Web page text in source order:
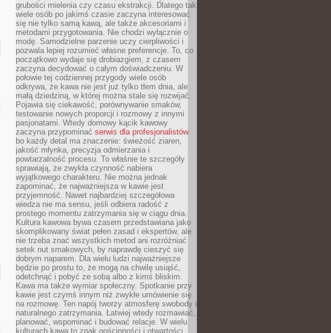
grubości mielenia czy czasu ekstrakcji. Dlatego tak
wiele osób po jakimś czasie zaczyna interesować
się nie tylko samą kawą, ale także akcesoriami i
metodami przygotowania. Nie chodzi wyłącznie o
modę. Samodzielne parzenie uczy cierpliwości i
pozwala lepiej rozumieć własne preferencje. To, co
początkowo wydaje się drobiazgiem, z czasem
zaczyna decydować o całym doświadczeniu. W
połowie tej codziennej przygody wiele osób
odkrywa, że kawa nie jest już tylko tłem dnia, ale
małą dziedziną, w której można stale się rozwijać.
Pojawia się ciekawość, porównywanie smaków,
testowanie nowych proporcji i rozmowy z innymi
pasjonatami. Wtedy domowy kącik kawowy
zaczyna przypominać serwis dla profesjonalistów
bo każdy detal ma znaczenie: świeżość ziaren,
jakość młynka, precyzja odmierzania i
powtarzalność procesu. To właśnie te szczegóły
sprawiają, że zwykła czynność nabiera
wyjątkowego charakteru. Nie można jednak
zapominać, że najważniejsza w kawie jest
przyjemność. Nawet najbardziej szczegółowa
wiedza nie ma sensu, jeśli odbiera radość z
prostego momentu zatrzymania się w ciągu dnia.
Kultura kawowa bywa czasem przedstawiana jako
skomplikowany świat pełen zasad i ekspertów, ale
nie trzeba znać wszystkich metod ani rozróżniać
setek nut smakowych, by naprawdę cieszyć się
dobrym naparem. Dla wielu ludzi najważniejsze
będzie po prostu to, że mogą na chwilę usiąść,
odetchnąć i pobyć ze sobą albo z kimś bliskim.
Kawa ma także wymiar społeczny. Spotkanie przy
kawie jest czymś innym niż zwykłe umówienie się
na rozmowę. Ten napój tworzy atmosferę swobody i
naturalnego zatrzymania. Łatwiej wtedy rozmawiać,
planować, wspominać i budować relacje. W wielu
kulturach kawa to znak gościnności i otwartości.